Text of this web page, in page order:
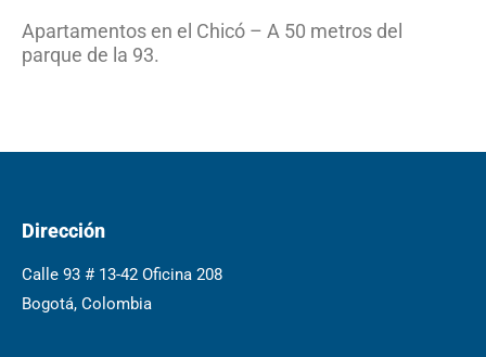
Apartamentos en el Chicó – A 50 metros del
parque de la 93.
Dirección
Calle 93 # 13-42 Oficina 208
Bogotá, Colombia